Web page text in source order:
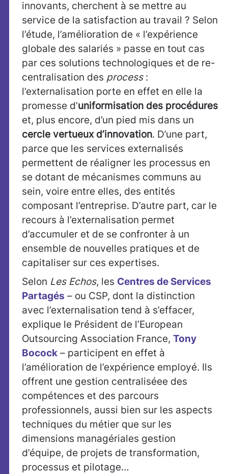
innovants, cherchent à se mettre au
service de la satisfaction au travail ? Selon
l’étude, l’amélioration de « l’expérience
globale des salariés » passe en tout cas
par ces solutions technologiques et de re-
centralisation des process:
l’externalisation porte en effet en elle la
promesse d’uniformisation des procédures
et, plus encore, d’un pied mis dans un
cercle vertueux d’innovation. D’une part,
parce que les services externalisés
permettent de réaligner les processus en
se dotant de mécanismes communs au
sein, voire entre elles, des entités
composant l’entreprise. D’autre part, car le
recours à l’externalisation permet
d’accumuler et de se confronter à un
ensemble de nouvelles pratiques et de
capitaliser sur ces expertises.
Selon Les Echos, les Centres de Services
Partagés – ou CSP, dont la distinction
avec l’externalisation tend à s’effacer,
explique le Président de l’European
Outsourcing Association France, Tony
Bocock – participent en effet à
l’amélioration de l’expérience employé. Ils
offrent une gestion centraliséee des
compétences et des parcours
professionnels, aussi bien sur les aspects
techniques du métier que sur les
dimensions managériales gestion
d’équipe, de projets de transformation,
processus et pilotage…